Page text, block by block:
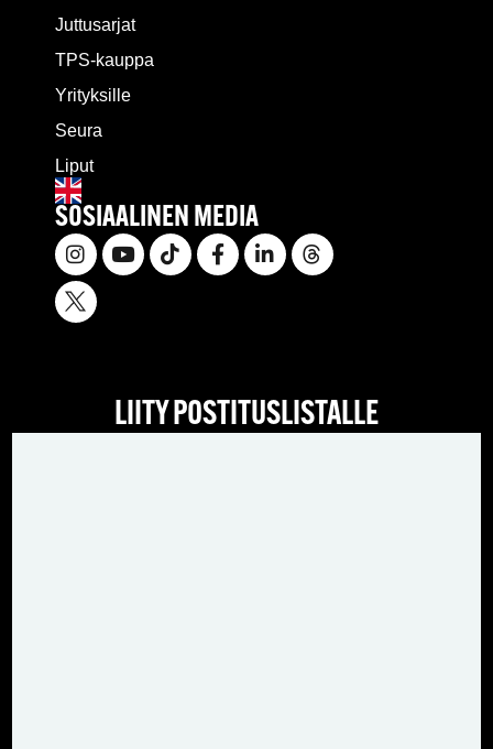
Juttusarjat
TPS-kauppa
Yrityksille
Seura
Liput
SOSIAALINEN MEDIA
LIITY POSTITUSLISTALLE